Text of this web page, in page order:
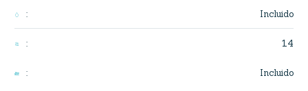
: Incluido
: 14
: Incluido